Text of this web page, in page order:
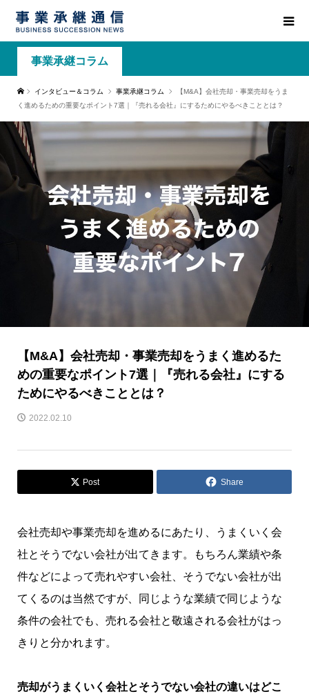
事業承継コラム
インタビュー＆コラム 事業承継コラム
【M&A】会社売却・事業売却をうま
く進めるための重要なポイント7選｜『売れる会社』にするためにやるべきこととは？
【M&A】会社売却・事業売却をうまく進めるた
めの重要なポイント7選｜『売れる会社』にする
ためにやるべきこととは？
2022.02.10
Post Share
会社売却や事業売却を進めるにあたり、うまくいく会
社とそうでない会社が出てきます。もちろん業績や条
件などによって売れやすい会社、そうでない会社が出
てくるのは当然ですが、同じような業績で同じような
条件の会社でも、売れる会社と敬遠される会社がはっ
きりと分かれます。
売却がうまくいく会社とそうでない会社の違いはどこ